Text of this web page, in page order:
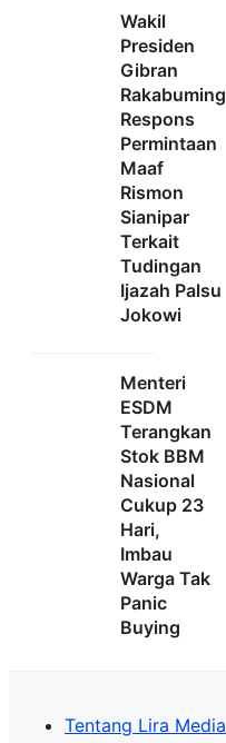
Wakil
Presiden
Gibran
Rakabuming
Respons
Permintaan
Maaf
Rismon
Sianipar
Terkait
Tudingan
Ijazah Palsu
Jokowi
Menteri
ESDM
Terangkan
Stok BBM
Nasional
Cukup 23
Hari,
Imbau
Warga Tak
Panic
Buying
Tentang Lira Media